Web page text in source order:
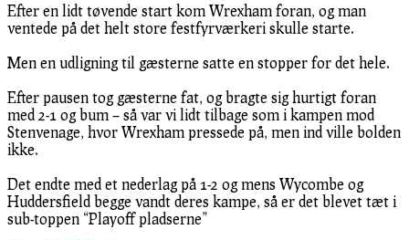
Efter en lidt tøvende start kom Wrexham foran, og man
ventede på det helt store festfyrværkeri skulle starte.
Men en udligning til gæsterne satte en stopper for det hele.
Efter pausen tog gæsterne fat, og bragte sig hurtigt foran
med 2-1 og bum – så var vi lidt tilbage som i kampen mod
Stenvenage, hvor Wrexham pressede på, men ind ville bolden
ikke.
Det endte med et nederlag på 1-2 og mens Wycombe og
Huddersfield begge vandt deres kampe, så er det blevet tæt i
sub-toppen “Playoff pladserne”